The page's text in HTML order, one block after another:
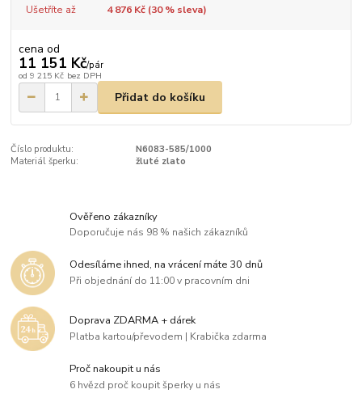
Ušetříte až
4 876 Kč (30% sleva)
cena od
11 151 Kč/pár
od 9 215 Kč bez DPH
Přidat do košíku
Číslo produktu:
N6083-585/1000
Materiál šperku:
žluté zlato
Ověřeno zákazníky
Doporučuje nás 98 % našich zákazníků
Odesíláme ihned, na vrácení máte 30 dnů
Při objednání do 11:00 v pracovním dni
Doprava ZDARMA + dárek
Platba kartou/převodem | Krabička zdarma
Proč nakoupit u nás
6 hvězd proč koupit šperky u nás